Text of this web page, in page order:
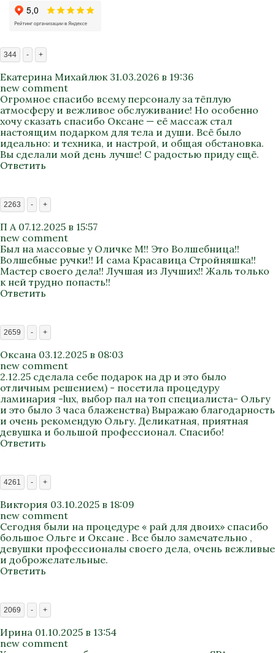
344 - +
Екатерина Михайлюк 31.03.2026 в 19:36
new comment
Огромное спасибо всему персоналу за тёплую
атмосферу и вежливое обслуживание! Но особенно
хочу сказать спасибо Оксане — её массаж стал
настоящим подарком для тела и души. Всё было
идеально: и техника, и настрой, и общая обстановка.
Вы сделали мой день лучше! С радостью приду ещё.
Ответить
2263 - +
П А 07.12.2025 в 15:57
new comment
Был на массовые у Оличке М!! Это Волшебница!!
Волшебные ручки!! И сама Красавица Стройняшка!!
Мастер своего дела!! Лучшая из Лучших!! Жаль только
к ней трудно попасть!!
Ответить
2659 - +
Оксана 03.12.2025 в 08:03
new comment
2.12.25 сделала себе подарок на др и это было
отличным решением) - посетила процедуру
ламинария -lux, выбор пал на топ специалиста- Ольгу
и это было 3 часа блаженства) Выражаю благодарность
и очень рекомендую Ольгу. Деликатная, приятная
девушка и большой профессионал. Спасибо!
Ответить
4261 - +
Виктория 03.10.2025 в 18:09
new comment
Сегодня были на процедуре « рай для двоих» спасибо
большое Ольге и Оксане . Все было замечательно ,
девушки профессионалы своего дела, очень вежливые
и доброжелательные.
Ответить
2069 - +
Ирина 01.10.2025 в 13:54
new comment